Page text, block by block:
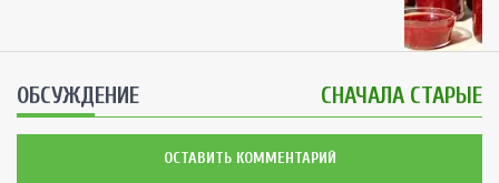
ОБСУЖДЕНИЕ СНАЧАЛА СТАРЫЕ
ОСТАВИТЬ КОММЕНТАРИЙ